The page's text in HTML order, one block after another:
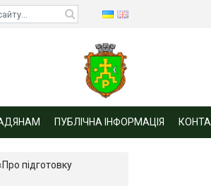
ПУБЛІЧНА ІНФОРМАЦІЯ
підготовку